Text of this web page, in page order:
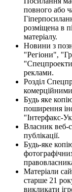
повного або
розміщена в
матеріалу.
Новини з
"Регіони",
реклами.
Розділ
Будь яке
поширення
"Інтерфакс-
Власник веб-
публікації.
Будь-яке
Матеріали
старше 21
викликати